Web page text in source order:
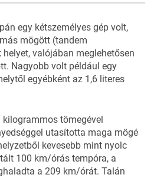
egy kétszemélyes gép volt,
mögött (tandem
valójában meglehetősen
Nagyobb volt például egy
egyébként az 1,6 literes
tömegével
utasította maga mögé
kevesebb mint nyolc
100 km/órás tempóra, a
a 209 km/órát. Talán